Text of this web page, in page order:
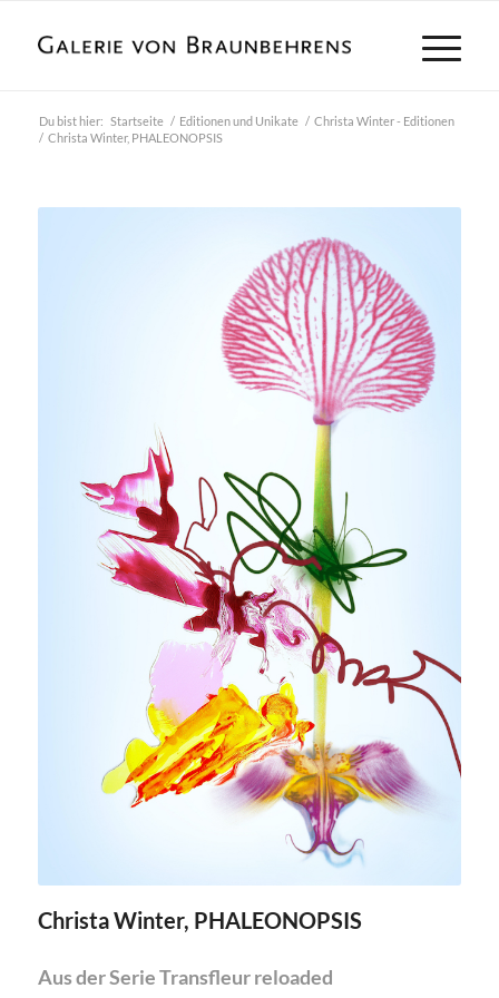
Du bist hier: Startseite / Editionen und Unikate / Christa Winter - Editionen
/ Christa Winter, PHALEONOPSIS
Christa Winter, PHALEONOPSIS
Aus der Serie Transfleur reloaded